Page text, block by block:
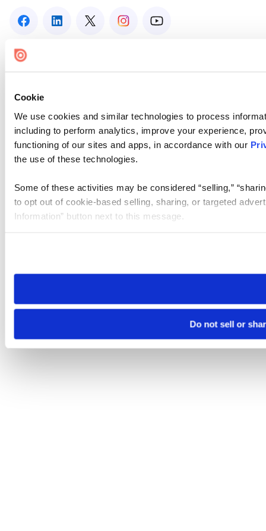
Cookie
We use cookies and similar technologies to process
including to perform analytics, improve your experience,
functioning of our sites and apps, in accordance with our
the use of these technologies.
Some of these activities may be considered “selling,”
to opt out of cookie-based selling, sharing, or targeted
Information” button next to this message.
need to be set again.
Do not sell or